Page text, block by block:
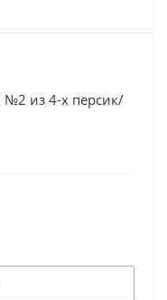
№2 из 4-х персик/